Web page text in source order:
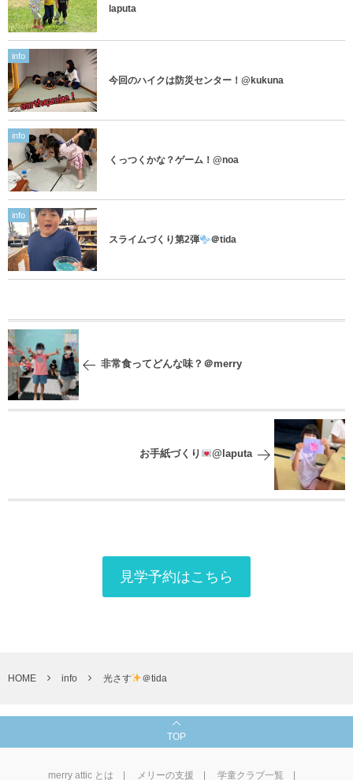
laputa
info
今回のハイクは防災センター！@kukuna
info
くっつくかな？ゲーム！@noa
info
スライムづくり第2弾 ＠tida
非常食ってどんな味？＠merry
お手紙づくり @laputa
見学予約はこちら
HOME info 光さす ＠tida
TOP
merry attic とは メリーの支援 学童クラブ一覧